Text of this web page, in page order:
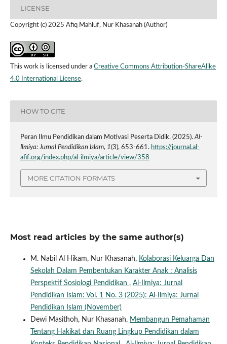
LICENSE
Copyright (c) 2025 Afiq Mahluf, Nur Khasanah (Author)
This work is licensed under a Creative Commons Attribution-ShareAlike
4.0 International License.
HOW TO CITE
Peran Ilmu Pendidikan dalam Motivasi Peserta Didik. (2025). Al-
Ilmiya: Jurnal Pendidikan Islam, 1(3), 653-661. https://journal.al-
afif.org/index.php/al-ilmiya/article/view/358
MORE CITATION FORMATS
Most read articles by the same author(s)
M. Nabil Al Hikam, Nur Khasanah, Kolaborasi Keluarga Dan
Sekolah Dalam Pembentukan Karakter Anak : Analisis
Perspektif Sosiologi Pendidikan , Al-Ilmiya: Jurnal
Pendidikan Islam: Vol. 1 No. 3 (2025): Al-Ilmiya: Jurnal
Pendidikan Islam (November)
Dewi Masithoh, Nur Khasanah, Membangun Pemahaman
Tentang Hakikat dan Ruang Lingkup Pendidikan dalam